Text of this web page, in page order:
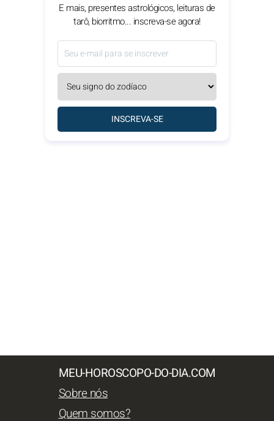
E mais, presentes astrológicos, leituras de
tarô, biorritmo... inscreva-se agora!
INSCREVA-SE
MEU-HOROSCOPO-DO-DIA.COM
Sobre nós
Quem somos?